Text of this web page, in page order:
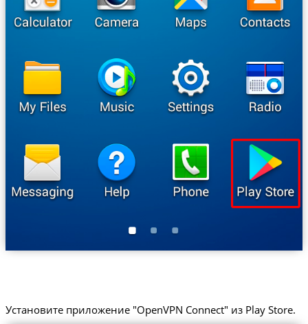
Установите приложение "OpenVPN Connect" из Play Store.